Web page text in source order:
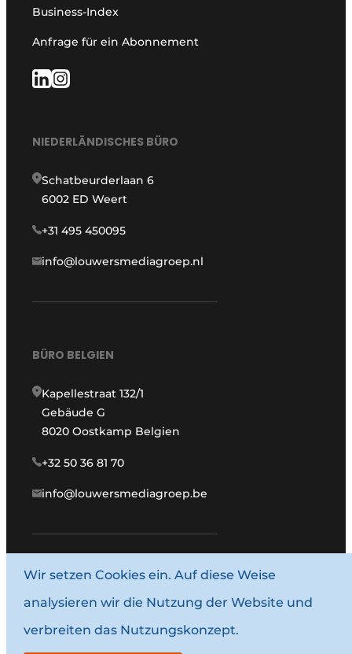
Business-Index
Anfrage für ein Abonnement
NIEDERLÄNDISCHES BÜRO
Schatbeurderlaan 6
6002 ED Weert
+31 495 450095
info@louwersmediagroep.nl
BÜRO BELGIEN
Kapellestraat 132/1
Gebäude G
8020 Oostkamp Belgien
+32 50 36 81 70
info@louwersmediagroep.be
www.louwersmediagroep.com
© 1987–2026 Louwersmediagroep.
Allgemeine Bedingungen und Konditionen
Wir setzen Cookies ein. Auf diese Weise
analysieren wir die Nutzung der Website und
verbreiten das Nutzungskonzept.